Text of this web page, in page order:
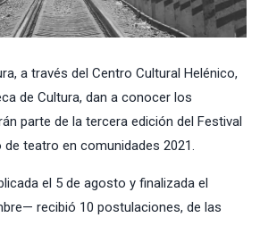
a través del Centro Cultural Helénico,
de Cultura, dan a conocer los
parte de la tercera edición del Festival
teatro en comunidades 2021.
el 5 de agosto y finalizada el
recibió 10 postulaciones, de las